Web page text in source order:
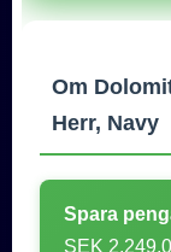
Om
Herr, Navy
Spara
SEK